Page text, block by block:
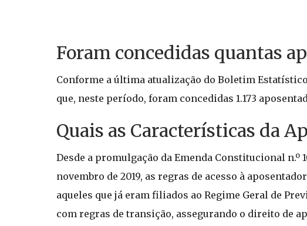
Foram concedidas quantas
Conforme a última atualização do Boletim
que, neste período, foram concedidas 1.173
Quais as Características da
Desde a promulgação da Emenda Constitucional n.º
novembro de 2019, as regras de acesso à
aqueles que já eram filiados ao Regime Geral de
com regras de transição, assegurando o direito de